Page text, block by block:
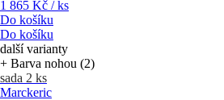
1 865 Kč / ks
Do košíku
Do košíku
další varianty
+ Barva nohou (2)
sada 2 ks
Marckeric